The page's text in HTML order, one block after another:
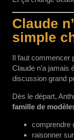
Claude
simple
Il faut commencer
Claude n’a jamais
discussion grand
Dès le départ,
famille de
comprendre
raisonner